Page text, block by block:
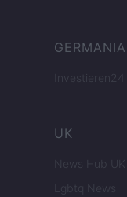
GERMANIA
Investieren24
UK
News Hub UK
Lgbtq News